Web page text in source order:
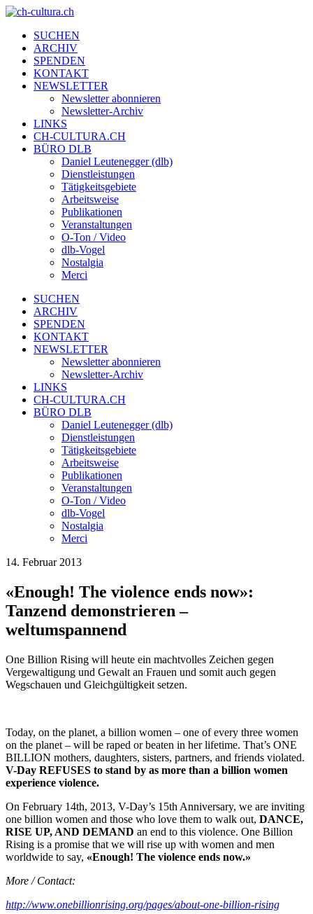
SUCHEN
ARCHIV
SPENDEN
KONTAKT
NEWSLETTER
Newsletter abonnieren
Newsletter-Archiv
LINKS
CH-CULTURA.CH
BÜRO DLB
Daniel Leutenegger (dlb)
Dienstleistungen
Tätigkeitsgebiete
Arbeitsweise
Publikationen
Veranstaltungen
O-Ton / Video
dlb-Vogel
Nostalgia
Merci
SUCHEN
ARCHIV
SPENDEN
KONTAKT
NEWSLETTER
Newsletter abonnieren
Newsletter-Archiv
LINKS
CH-CULTURA.CH
BÜRO DLB
Daniel Leutenegger (dlb)
Dienstleistungen
Tätigkeitsgebiete
Arbeitsweise
Publikationen
Veranstaltungen
O-Ton / Video
dlb-Vogel
Nostalgia
Merci
14. Februar 2013
«Enough! The violence ends now»:
Tanzend demonstrieren –
weltumspannend
One Billion Rising will heute ein machtvolles Zeichen gegen
Vergewaltigung und Gewalt an Frauen und somit auch gegen
Wegschauen und Gleichgültigkeit setzen.
Today, on the planet, a billion women – one of every three women
on the planet – will be raped or beaten in her lifetime. That’s ONE
BILLION mothers, daughters, sisters, partners, and friends violated.
V-Day REFUSES to stand by as more than a billion women
experience violence.
On February 14th, 2013, V-Day’s 15th Anniversary, we are inviting
one billion women and those who love them to walk out, DANCE,
RISE UP, AND DEMAND an end to this violence. One Billion
Rising is a promise that we will rise up with women and men
worldwide to say, «Enough! The violence ends now.»
More / Contact:
http://www.onebillionrising.org/pages/about-one-billion-rising